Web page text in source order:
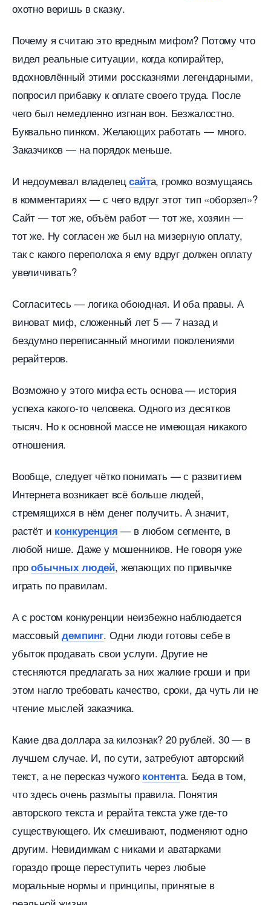
охотно веришь в сказку.
Почему я считаю это вредным мифом? Потому что
идел реальные ситуации, когда копирайтер,
дохновлённый этими россказнями легендарными,
попросил прибавку к оплате своего труда. После
чего был немедленно изгнан вон. Безжалостно.
Буквально пинком. Желающих работать — много.
Заказчиков — на порядок меньше.
И недоумевал владелецсайта, громко возмущаясь
комментариях — с чего вдруг этот тип «оборзел»?
Сайт — тот же, объём работ — тот же, хозяин —
тот же. Ну согласен же был на мизерную оплату,
так с какого переполоха я ему вдруг должен оплату
увеличивать?
Согласитесь — логика обоюдная. И оба правы. А
иноват миф, сложенный лет 5 — 7 назад и
ездумно переписанный многими поколениями
рерайтеров.
озможно у этого мифа есть основа — история
успеха какого-то человека. Одного из десятко
тысяч. Но к основной массе не имеющая никакого
отношения.
ообще, следует чётко понимать — с развитием
Интернета возникает всё больше людей,
стремящихся в нём денег получить. А значит,
растёт и конкуренция — в любом сегменте,
любой нише. Даже у мошенников. Не говоря уже
прообычных людей, желающих по привычке
играть по правилам.
А с ростом конкуренции неизбежно наблюдается
массовыйдемпин. Одни люди готовы себе
убыток продавать свои услуги. Другие не
стесняются предлагать за них жалкие гроши и при
этом нагло требовать качество, сроки, да чуть ли не
чтение мыслей заказчика.
Какие два доллара за килознак? 20 рублей. 30 —
лучшем случае. И, по сути, затребуют авторский
текст, а не пересказ чужого контента. Беда в том,
что здесь очень размыты правила. Понятия
авторского текста и рерайта текста уже где-то
существующего. Их смешивают, подменяют одно
другим. Невидимкам с никами и аватарками
ораздо проще переступить через любые
моральные нормы и принципы, принятые